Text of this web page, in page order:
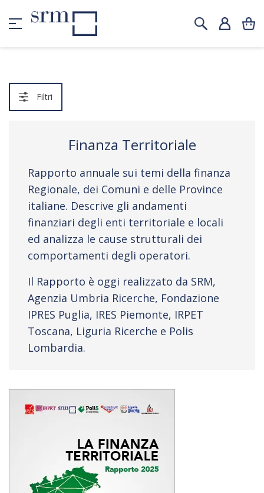
Filtri
Finanza Territoriale
Rapporto annuale sui temi della finanza
Regionale, dei Comuni e delle Province
italiane. Descrive gli andamenti
finanziari degli enti territoriale e locali
ed analizza le cause strutturali dei
comportamenti degli operatori.
Il Rapporto è oggi realizzato da SRM,
Agenzia Umbria Ricerche, Fondazione
IPRES Puglia, IRES Piemonte, IRPET
Toscana, Liguria Ricerche e Polis
Lombardia.